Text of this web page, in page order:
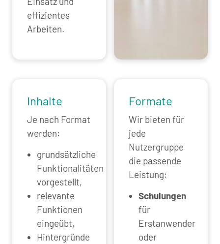
effizientes
Arbeiten.
Inhalte
Je nach Format
werden:
grundsätzliche
Funktionalitäten
vorgestellt,
relevante
Funktionen
eingeübt,
Hintergründe
Formate
Wir bieten für
jede
Nutzergruppe
die passende
Leistung:
Schulungen
für
Erstanwender
oder